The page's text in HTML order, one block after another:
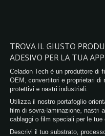
TROVA IL GIUSTO
ADESIVO PER LA TUA
Celadon Tech è un produttore di
OEM, convertitori e proprietari
protettivi e nastri industriali.
Utilizza il nostro portafoglio
film di sovra-laminazione, nastri
cablaggi o film speciali per le tue
Descrivi il tuo substrato,